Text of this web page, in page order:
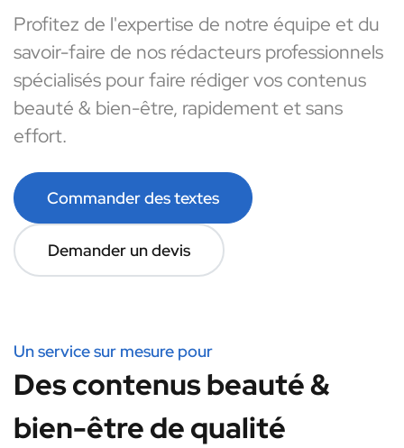
Profitez de l'expertise de notre équipe et du
savoir-faire de nos rédacteurs professionnels
spécialisés pour faire rédiger vos contenus
beauté & bien-être, rapidement et sans
effort.
Commander des textes
Demander un devis
Un service sur mesure pour
Des contenus beauté &
bien-être de qualité